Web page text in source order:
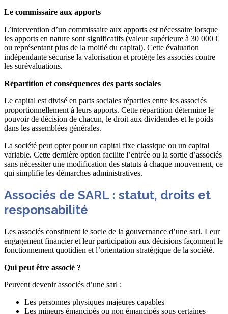
Le commissaire aux apports
L’intervention d’un commissaire aux apports est nécessaire lorsque
les apports en nature sont significatifs (valeur supérieure à 30 000 €
ou représentant plus de la moitié du capital). Cette évaluation
indépendante sécurise la valorisation et protège les associés contre
les surévaluations.
Répartition et conséquences des parts sociales
Le capital est divisé en parts sociales réparties entre les associés
proportionnellement à leurs apports. Cette répartition détermine le
pouvoir de décision de chacun, le droit aux dividendes et le poids
dans les assemblées générales.
La société peut opter pour un capital fixe classique ou un capital
variable. Cette dernière option facilite l’entrée ou la sortie d’associés
sans nécessiter une modification des statuts à chaque mouvement, ce
qui simplifie les démarches administratives.
Associés de SARL : statut, droits et
responsabilité
Les associés constituent le socle de la gouvernance d’une sarl. Leur
engagement financier et leur participation aux décisions façonnent le
fonctionnement quotidien et l’orientation stratégique de la société.
Qui peut être associé ?
Peuvent devenir associés d’une sarl :
Les personnes physiques majeures capables
Les mineurs émancipés ou non émancipés sous certaines